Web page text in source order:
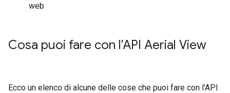
web
Cosa puoi fare con l'API Aerial View
Ecco un elenco di alcune delle cose che puoi fare con l'API